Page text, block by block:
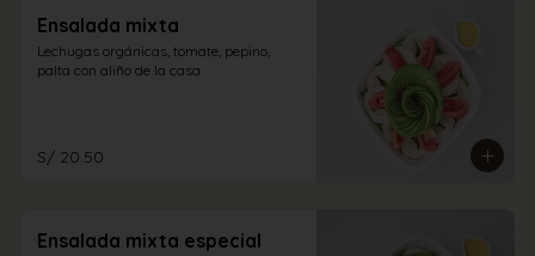
Ensalada mixta
Lechugas orgánicas, tomate, pepino,
palta con aliño de la casa.
S/ 20.50
Ensalada mixta especial